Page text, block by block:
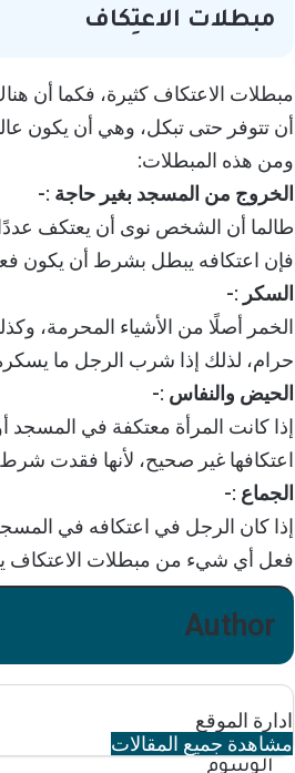
مبطلات الاعتِكاف
مبطلات الاعتكاف كثيرة، فكما أن
أن تتوفر حتى تبكل، وهي أن يكون
ومن هذه المبطلات:
الخروج من المسجد بغير حاجة :-
طالما أن الشخص نوى أن يعتكف عددًا
فإن اعتكافه يبطل بشرط أن يكون
السكر :-
الخمر أصلًا من الأشياء المحرمة،
حرام، لذلك إذا شرب الرجل ما يسكره
الحيض والنفاس :-
إذا كانت المرأة معتكفة في
اعتكافها غير صحيح، لأنها فقدت
الجماع :-
إذا كان الرجل في اعتكافه في
فعل أي شيء من مبطلات الاعتكاف
Author
ادارة الموقع
مشاهدة جميع المقالات
الوسوم